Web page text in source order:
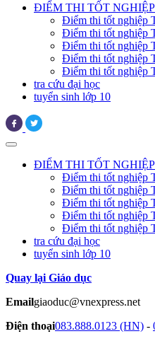
ĐIỂM THI TỐT
Điểm thi tốt nghiệp
Điểm thi tốt nghiệp
Điểm thi tốt nghiệp
Điểm thi tốt nghiệp
Điểm thi tốt nghiệp
tra cứu đại học
tuyển sinh lớp 10
ĐIỂM THI TỐT
Điểm thi tốt nghiệp
Điểm thi tốt nghiệp
Điểm thi tốt nghiệp
Điểm thi tốt nghiệp
Điểm thi tốt nghiệp
tra cứu đại học
tuyển sinh lớp 10
Quay lại Giáo dục
Emailgiaoduc@vnexpress.net
Điện thoại083.888.0123 (HN) -